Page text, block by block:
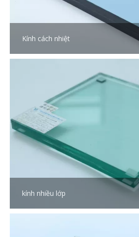
Kính cách nhiệt
kính nhiều lớp